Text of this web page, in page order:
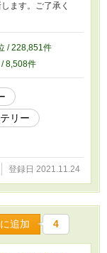
ます。ご了承く
/ 228,851件
/ 8,508件
リー
登録日 2021.11.24
追加 4